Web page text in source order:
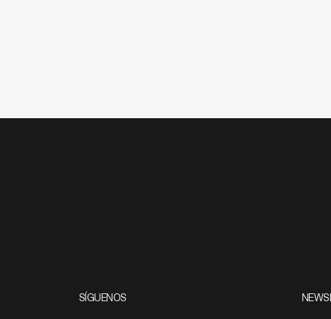
SÍGUENOS